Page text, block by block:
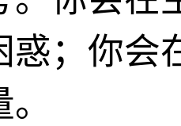
惑；你会